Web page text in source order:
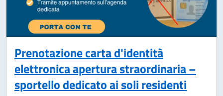
Prenotazione carta d'identità
elettronica apertura straordinaria –
sportello dedicato ai soli residenti